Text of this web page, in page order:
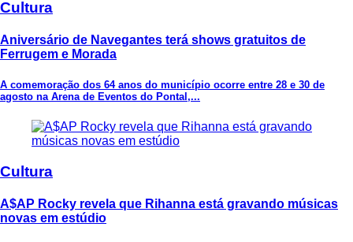
Cultura
Aniversário de Navegantes terá shows gratuitos de
Ferrugem e Morada
A comemoração dos 64 anos do município ocorre entre 28 e 30 de
agosto na Arena de Eventos do Pontal,...
Cultura
A$AP Rocky revela que Rihanna está gravando músicas
novas em estúdio